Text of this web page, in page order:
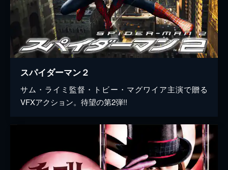
スパイダーマン２
サム・ライミ監督・トビー・マグワイア主演で贈る
VFXアクション。待望の第2弾!!